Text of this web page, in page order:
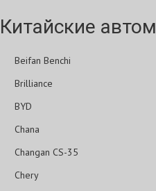
Китайские
Beifan Benchi
Brilliance
BYD
Chana
Changan CS-35
Chery